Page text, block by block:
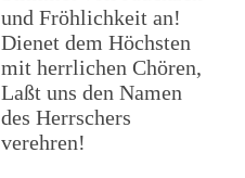
und Fröhlichkeit an!
Dienet dem Höchsten
mit herrlichen Chören,
Laßt uns den Namen
des Herrschers
verehren!